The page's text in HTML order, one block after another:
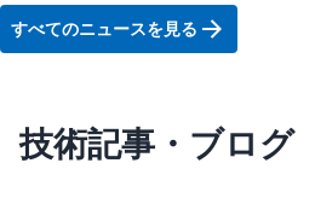
すべてのニュースを見る
技術記事・ブログ